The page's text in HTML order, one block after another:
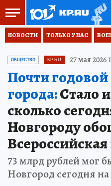
НОВОСТИ ТОЛЬКО У НАС
ОБЩЕСТВО KP.RU 27 мая 2026
Почти
города:Стало
сколько
Новгороду
73 млрд рублей мог
Новгород сегодня на